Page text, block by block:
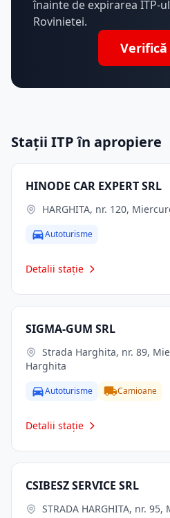
înainte de expirarea ITP-
Rovinietei.
Verifică
Stații ITP în apropiere
HINODE CAR EXPERT SRL
HARGHITA, nr. 120,
Autoturisme
Detalii stație
SIGMA-GUM SRL
Harghita
Autoturisme Camioane
Detalii stație
CSIBESZ SERVICE SRL